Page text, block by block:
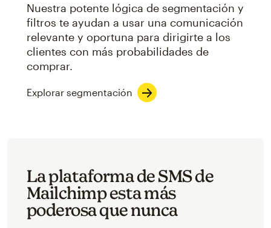
Nuestra potente lógica de segmentación y
filtros te ayudan a usar una comunicación
relevante y oportuna para dirigirte a los
clientes con más probabilidades de
comprar.
Explorar segmentación
La plataforma de SMS de
Mailchimp esta más
poderosa que nunca